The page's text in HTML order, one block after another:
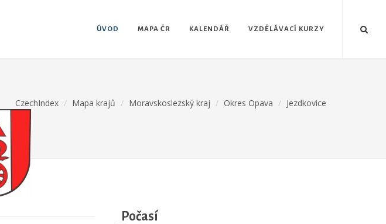
ÚVOD MAPA ČR KALENDÁŘ VZDĚLÁVACÍ KURZY
CzechIndex Mapa krajů Moravskoslezský kraj Okres Opava Jezdkovice
Počasí